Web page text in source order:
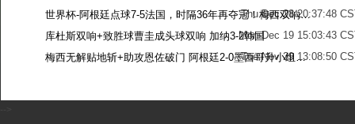
Thu Dec 28 20:37:48
世界杯-阿根廷点球7-5法国，时隔36年再夺冠！梅西双响姆巴佩戴帽
Mon Dec 19 15:03:43
库杜斯双响+致胜球曹圭成头球双响 加纳3-2韩国
Tue Nov 29 13:08:50
梅西无解贴地斩+助攻恩佐破门 阿根廷2-0墨西哥升小组第二